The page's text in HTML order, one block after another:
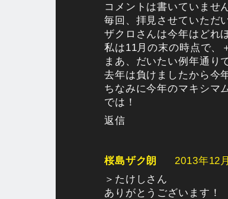
コメントは書いていませ
毎回、拝見させていただ
ザクロさんは今年はどれ
私は11月の末の時点で、
まあ、だいたい例年通り
去年は負けましたから今
ちなみに今年のマキシマ
では！
返信
桜島ザク朗
2013年12
＞たけしさん
ありがとうございます！